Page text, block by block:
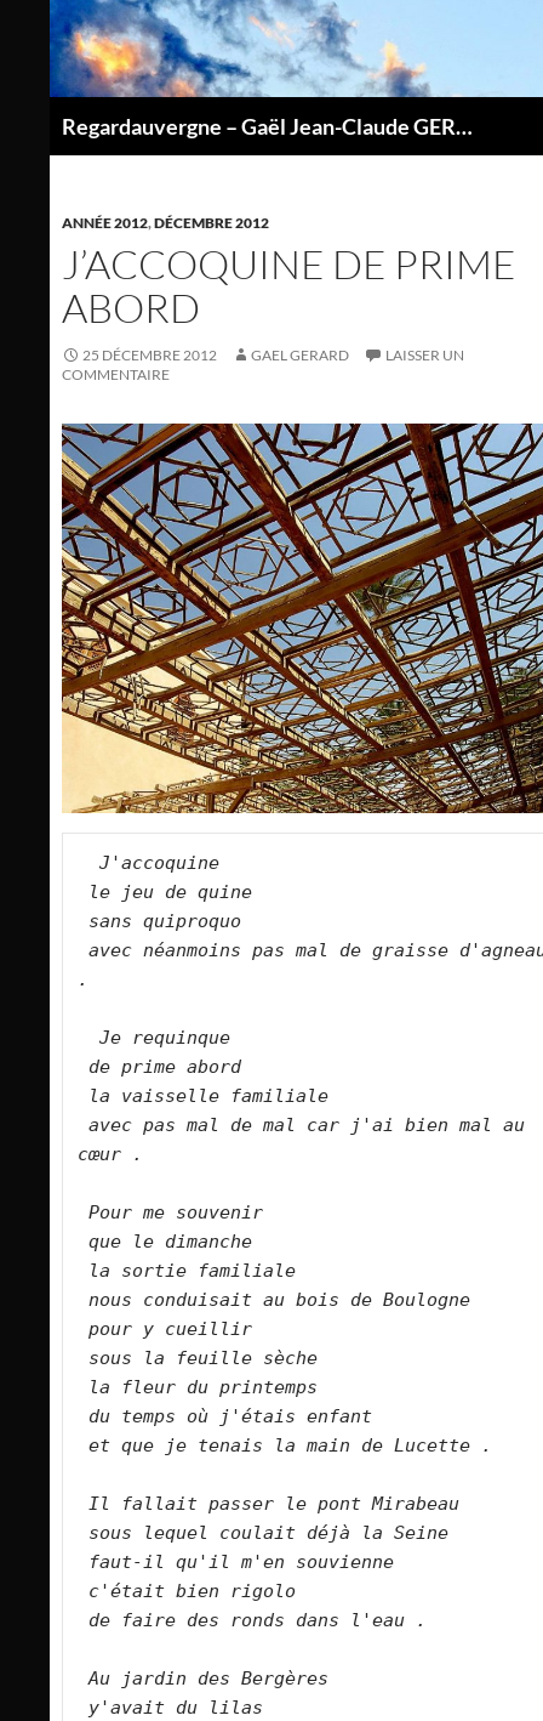
contenu
Regardauvergne – Gaël Jean-Claude GERARD
ANNÉE 2012,DÉCEMBRE 2012
J’ACCOQUINE DE PRIME
ABORD
25 DÉCEMBRE 2012 GAEL GERARD
LAISSER UN
COMMENTAIRE
J'accoquine
le jeu de quine
sans quiproquo
avec néanmoins pas mal de graisse
.
Je requinque
de prime abord
la vaisselle familiale
avec pas mal de mal car j'ai bien mal au
cœur .
Pour me souvenir
que le dimanche
la sortie familiale
nous conduisait au bois de Boulogne
pour y cueillir
sous la feuille sèche
la fleur du printemps
du temps où j'étais enfant
et que je tenais la main de Lucette .
Il fallait passer le pont Mirabeau
sous lequel coulait déjà la Seine
faut-il qu'il m'en souvienne
c'était bien rigolo
de faire des ronds dans l'eau .
Au jardin des Bergères
y'avait du lilas